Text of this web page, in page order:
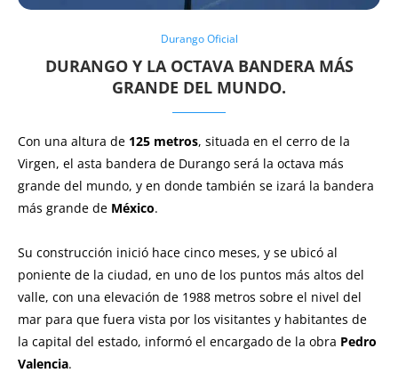
Durango Oficial
DURANGO Y LA OCTAVA BANDERA MÁS
GRANDE DEL MUNDO.
Con una altura de 125 metros, situada en el cerro de la
Virgen, el asta bandera de Durango será la octava más
grande del mundo, y en donde también se izará la bandera
más grande de México.
Su construcción inició hace cinco meses, y se ubicó al
poniente de la ciudad, en uno de los puntos más altos del
valle, con una elevación de 1988 metros sobre el nivel del
mar para que fuera vista por los visitantes y habitantes de
la capital del estado, informó el encargado de la obra Pedro
Valencia.